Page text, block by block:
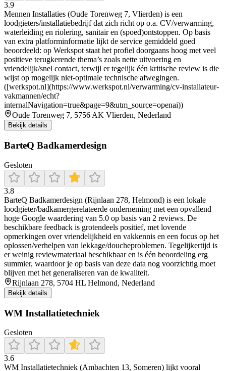
3.9
Mennen Installaties (Oude Torenweg 7, Vlierden) is een
loodgieters/installatiebedrijf dat zich richt op o.a. CV/verwarming,
waterleiding en riolering, sanitair en (spoed)ontstoppen. Op basis
van extra platforminformatie lijkt de service gemiddeld goed
beoordeeld: op Werkspot staat het profiel doorgaans hoog met veel
positieve terugkerende thema’s zoals nette uitvoering en
vriendelijk/snel contact, terwijl er tegelijk één kritische review is die
wijst op mogelijk niet-optimale technische afwegingen.
([werkspot.nl](https://www.werkspot.nl/verwarming/cv-installateur-
vakmannen/echt?
internalNavigation=true&page=9&utm_source=openai))
Oude Torenweg 7, 5756 AK Vlierden, Nederland
Bekijk details
BarteQ Badkamerdesign
Gesloten
3.8
BarteQ Badkamerdesign (Rijnlaan 278, Helmond) is een lokale
loodgieter/badkamergerelateerde onderneming met een opvallend
hoge Google waardering van 5.0 op basis van 2 reviews. De
beschikbare feedback is grotendeels positief, met lovende
opmerkingen over vriendelijkheid en vakkennis en een focus op het
oplossen/verhelpen van lekkage/doucheproblemen. Tegelijkertijd is
er weinig reviewmateriaal beschikbaar en is één beoordeling erg
summier, waardoor je op basis van deze data nog voorzichtig moet
blijven met het generaliseren van de kwaliteit.
Rijnlaan 278, 5704 HL Helmond, Nederland
Bekijk details
WM Installatietechniek
Gesloten
3.6
WM Installatietechniek (Ambachten 13, Someren) lijkt vooral